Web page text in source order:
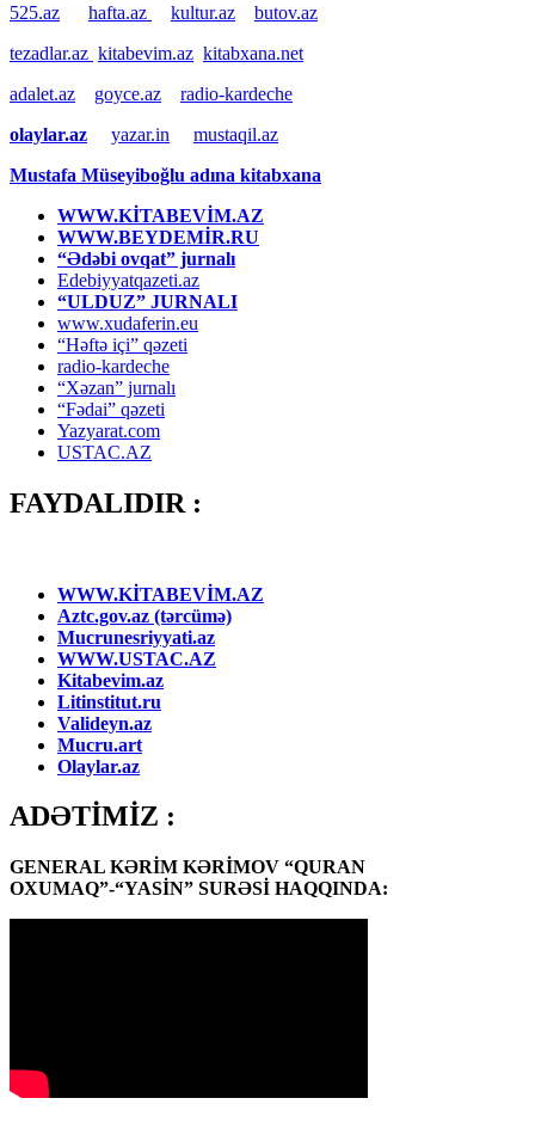
525.az
hafta.az kultur.az
butov.az
tezadlar.az kitabevim.az kitabxana.net
adalet.az
goyce.az
radio-kardeche
olaylar.az
yazar.in
mustaqil.az
Mustafa Müseyiboğlu adına kitabxana
WWW.KİTABEVİM.AZ
WWW.BEYDEMİR.RU
“Ədəbi ovqat” jurnalı
Edebiyyatqazeti.az
“ULDUZ” JURNALI
www.xudaferin.eu
“Həftə içi” qəzeti
radio-kardeche
“Xəzan” jurnalı
“Fədai” qəzeti
Yazyarat.com
USTAC.AZ
FAYDALIDIR :
WWW.KİTABEVİM.AZ
Aztc.gov.az (tərcümə)
Mucrunesriyyati.az
WWW.USTAC.AZ
Kitabevim.az
Litinstitut.ru
Valideyn.az
Mucru.art
Olaylar.az
ADƏTİMİZ :
GENERAL KƏRİM KƏRİMOV “QURAN
OXUMAQ”-“YASİN” SURƏSİ HAQQINDA: